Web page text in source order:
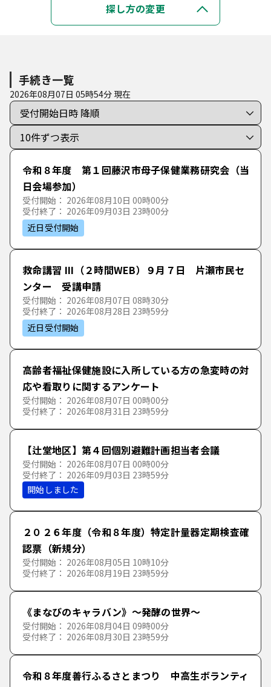
住民票・戸籍・印鑑証明
年金・保険
学ぶ・楽しむ
市民参加
まちづくり
健康・医療
子育て
入園・入学
就職・退職
結婚・離婚
ごみ・リサイクル
高齢者
葬儀
福祉
選挙
事業者の方へ
税金
ごみ・リサイクル関連
まちづくり関連
契約
雑誌スポンサー制度
救急
消防
防災
防犯
さ
た行
た ち
な行
な に ぬ ね の
は行
は
ま行
ま み
や行
ら り る
わ行
わ
探し方の変更
手続き一覧
2026年08月07日 05時54分 現在
令和８年度 第１回藤沢市母子保健業務研究会（当
日会場参加）
受付開始： 2026年08月10日 00時00分
受付終了： 2026年09月03日 23時00分
近日受付開始
救命講習 III（２時間WEB）９月７日 片瀬市民セ
ンター 受講申請
受付開始： 2026年08月07日 08時30分
受付終了： 2026年08月28日 23時59分
近日受付開始
高齢者福祉保健施設に入所している方の急変時の対
応や看取りに関するアンケート
受付開始： 2026年08月07日 00時00分
受付終了： 2026年08月31日 23時59分
【辻堂地区】第４回個別避難計画担当者会議
受付開始： 2026年08月07日 00時00分
受付終了： 2026年09月03日 23時59分
開始しました
２０２６年度（令和８年度）特定計量器定期検査確
認票（新規分）
受付開始： 2026年08月05日 10時10分
受付終了： 2026年08月19日 23時59分
《まなびのキャラバン》～発酵の世界～
受付開始： 2026年08月04日 09時00分
受付終了： 2026年08月30日 23時59分
令和８年度善行ふるさとまつり 中高生ボランティ